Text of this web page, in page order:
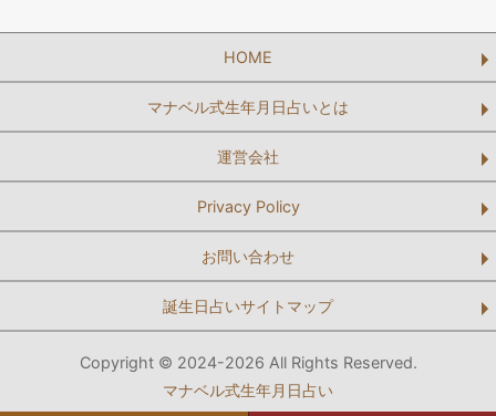
HOME
マナベル式生年月日占いとは
運営会社
Privacy Policy
お問い合わせ
誕生日占いサイトマップ
Copyright © 2024-2026 All Rights Reserved.
マナベル式生年月日占い